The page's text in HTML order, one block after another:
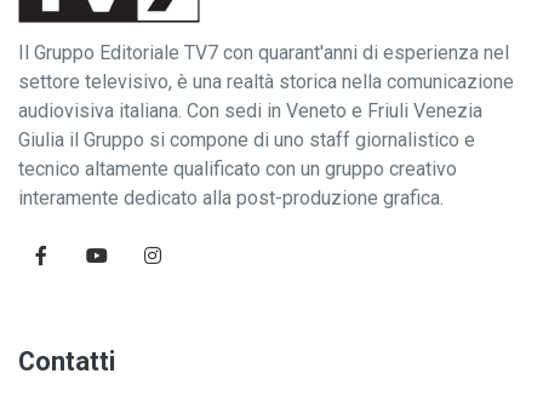
Il Gruppo Editoriale TV7 con quarant'anni di esperienza nel
settore televisivo, è una realtà storica nella comunicazione
audiovisiva italiana. Con sedi in Veneto e Friuli Venezia
Giulia il Gruppo si compone di uno staff giornalistico e
tecnico altamente qualificato con un gruppo creativo
interamente dedicato alla post-produzione grafica.
Contatti